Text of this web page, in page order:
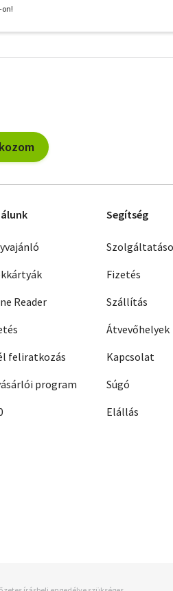
on!
szűrők
Reader
feliratkozás
program
Segítség
Fizetés
Szállítás
Átvevőhelyek
Kapcsolat
Súgó
Elállás